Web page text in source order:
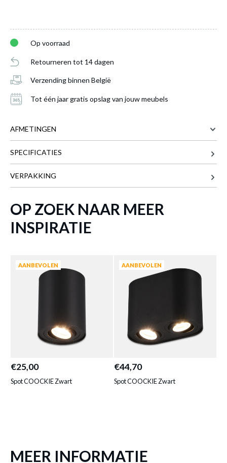
Op voorraad
Retourneren tot 14 dagen
Verzending binnen België
Tot één jaar gratis opslag van jouw meubels
AFMETINGEN
DIEPTE
HOOGTE 12.5 cm
Meer afmetingen
SPECIFICATIES
VERPAKKING
OP ZOEK NAAR MEER
INSPIRATIE
AANBEVOLEN
€25,00
Spot COOCKIE Zwart
AANBEVOLEN
€44,70
Spot COOCKIE Zwart
MEER INFORMATIE
Spot COOCKIE Witis toegevoegd aan je
winkelmandje
SPOT COOCKIE WIT
Productnummer: Y11300026448
Prijs per stuk, incl. btw en excl. verzendkosten
GA NAAR WINKELMANDJE
Deze producten passen goed
samen!